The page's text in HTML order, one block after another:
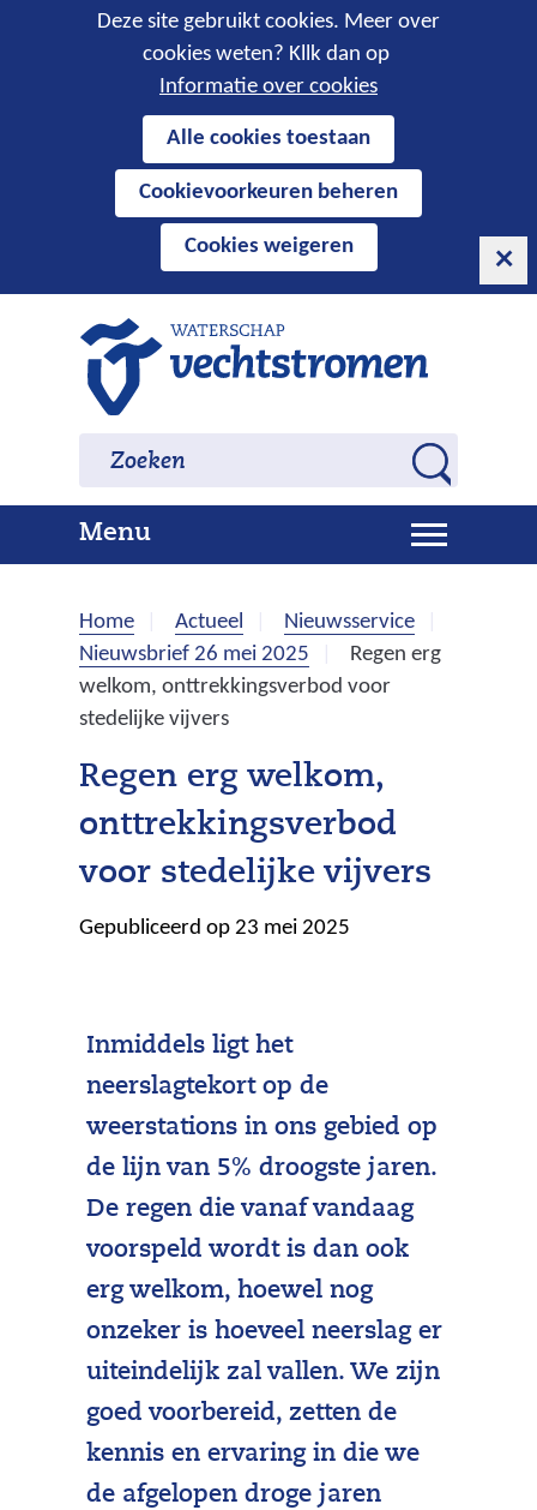
Cookies
toestaan?
Deze site gebruikt cookies. Meer over
cookies weten? Kllk dan op
Informatie over cookies
cookies
deze
website
worden
toegestaan
geweigerd.
Alle cookies toestaan
Cookievoorkeuren beheren
Cookies weigeren
naar
o
e
k
e
n
Zoeken Zoeken
MenuU
i
l
a
p
p
n
Home Actueel
Nieuwsservice
Nieuwsbrief 26 mei 2025
Regen erg
welkom, onttrekkingsverbod voor
stedelijke vijvers
Regen erg welkom,
onttrekkingsverbod
voor stedelijke vijvers
Gepubliceerd op 23 mei 2025
Inmiddels ligt het
neerslagtekort op de
weerstations in ons gebied op
de lijn van 5% droogste jaren.
De regen die vanaf vandaag
voorspeld wordt is dan ook
erg welkom, hoewel nog
onzeker is hoeveel neerslag er
uiteindelijk zal vallen. We zijn
goed voorbereid, zetten de
kennis en ervaring in die we
de afgelopen droge jaren